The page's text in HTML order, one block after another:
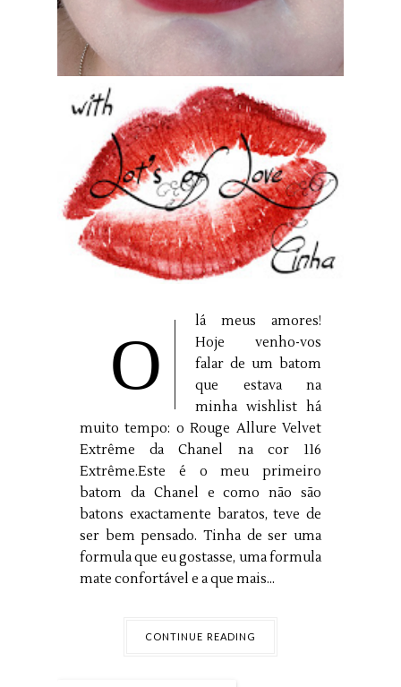
O
lá meus amores!
Hoje venho-vos
falar de um batom
que estava na
minha wishlist há
muito tempo: o Rouge Allure Velvet
Extrême da Chanel na cor 116
Extrême.Este é o meu primeiro
batom da Chanel e como não são
batons exactamente baratos, teve de
ser bem pensado. Tinha de ser uma
formula que eu gostasse, uma formula
mate confortável e a que mais...
CONTINUE READING